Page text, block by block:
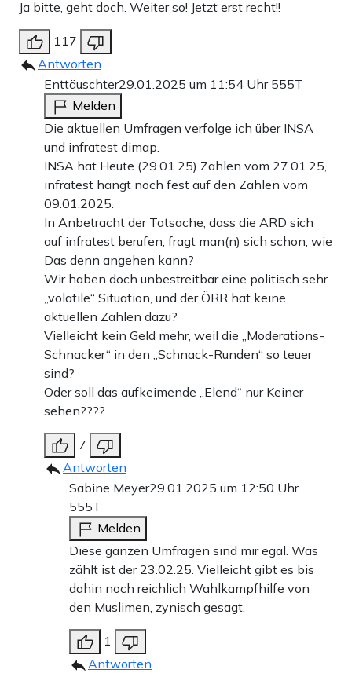
Ja bitte, geht doch. Weiter so! Jetzt erst recht!!
117
Antworten
Enttäuschter29.01.2025 um 11:54 Uhr 555T
Melden
Die aktuellen Umfragen verfolge ich über INSA
und infratest dimap.
INSA hat Heute (29.01.25) Zahlen vom 27.01.25,
infratest hängt noch fest auf den Zahlen vom
09.01.2025.
In Anbetracht der Tatsache, dass die ARD sich
auf infratest berufen, fragt man(n) sich schon, wie
Das denn angehen kann?
Wir haben doch unbestreitbar eine politisch sehr
„volatile“ Situation, und der ÖRR hat keine
aktuellen Zahlen dazu?
Vielleicht kein Geld mehr, weil die „Moderations-
Schnacker“ in den „Schnack-Runden“ so teuer
sind?
Oder soll das aufkeimende „Elend“ nur Keiner
sehen????
7
Antworten
Sabine Meyer29.01.2025 um 12:50 Uhr
555T
Melden
Diese ganzen Umfragen sind mir egal. Was
zählt ist der 23.02.25. Vielleicht gibt es bis
dahin noch reichlich Wahlkampfhilfe von
den Muslimen, zynisch gesagt.
1
Antworten